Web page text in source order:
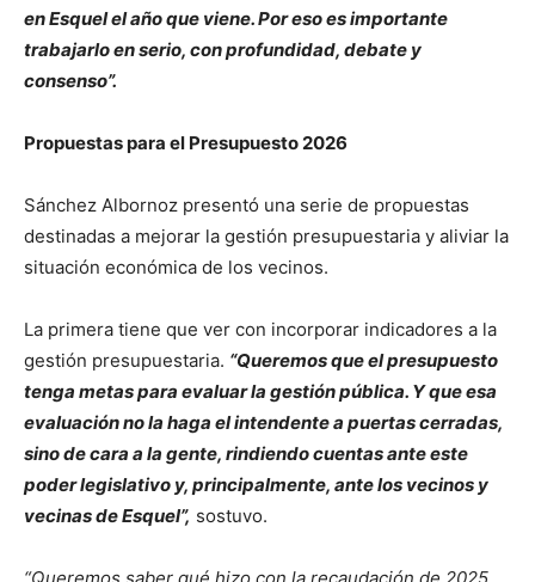
en Esquel el año que viene. Por eso es importante
trabajarlo en serio, con profundidad, debate y
consenso”.
Propuestas para el Presupuesto 2026
Sánchez Albornoz presentó una serie de propuestas
destinadas a mejorar la gestión presupuestaria y aliviar la
situación económica de los vecinos.
La primera tiene que ver con incorporar indicadores a la
gestión presupuestaria. “Queremos que el presupuesto
tenga metas para evaluar la gestión pública. Y que esa
evaluación no la haga el intendente a puertas cerradas,
sino de cara a la gente, rindiendo cuentas ante este
poder legislativo y, principalmente, ante los vecinos y
vecinas de Esquel”, sostuvo.